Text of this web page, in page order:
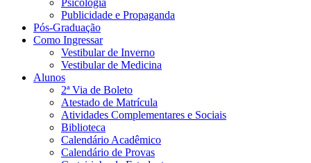
Psicologia
Publicidade e Propaganda
Pós-Graduação
Como Ingressar
Vestibular de Inverno
Vestibular de Medicina
Alunos
2ª Via de Boleto
Atestado de Matrícula
Atividades Complementares e Sociais
Biblioteca
Calendário Acadêmico
Calendário de Provas